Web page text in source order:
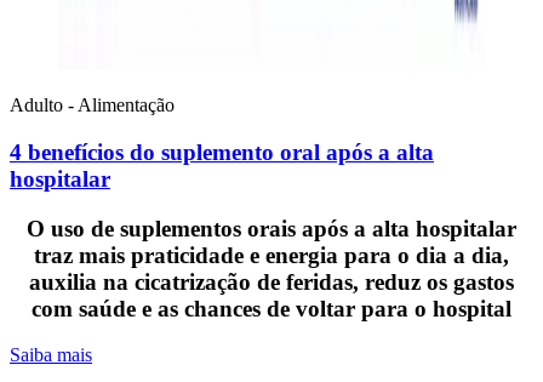
Adulto - Alimentação
4 benefícios do suplemento oral após a alta
hospitalar
O uso de suplementos orais após a alta hospitalar
traz mais praticidade e energia para o dia a dia,
auxilia na cicatrização de feridas, reduz os gastos
com saúde e as chances de voltar para o hospital
Saiba mais